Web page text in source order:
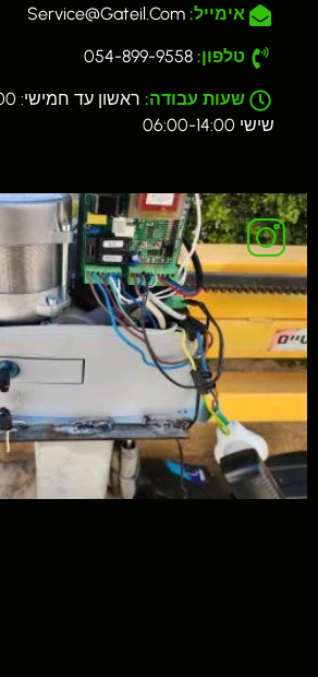
אימייל:
טלפון:
שעות עבודה:
שישי 06:00-14:00